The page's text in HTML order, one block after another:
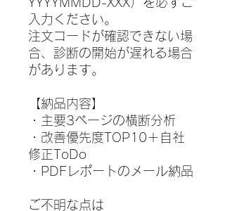
入力ください。
注文コードが確認できない場
合、診断の開始が遅れる場合
があります。
【納品内容】
・主要3ページの横断分析
・改善優先度TOP10＋自社
修正ToDo
・PDFレポートのメール納品
ご不明な点は